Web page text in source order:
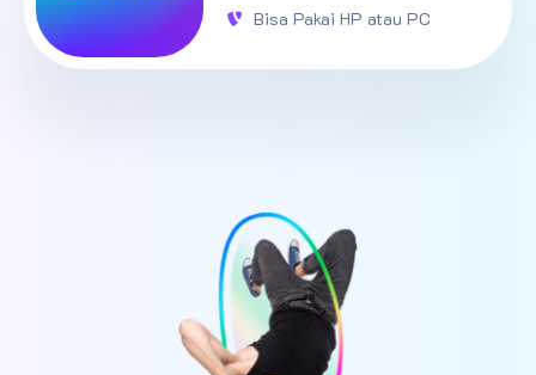
Bisa Pakai HP atau PC